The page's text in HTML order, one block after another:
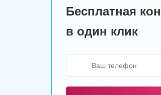
Бесплатная
в один клик